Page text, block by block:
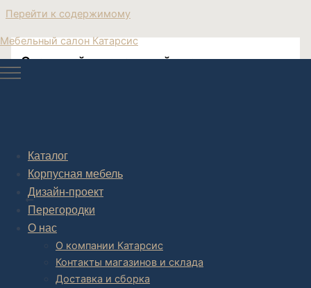
Перейти к содержимому
Мебельный салон Катарсис
Каталог
Корпусная мебель
Дизайн-проект
Перегородки
О нас
О компании Катарсис
Контакты магазинов и склада
Доставка и сборка
Овальный журнальный столик
Post navigation
НАЗАД